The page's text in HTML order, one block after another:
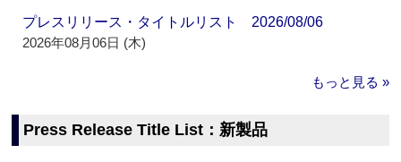
プレスリリース・タイトルリスト 2026/08/06
2026年08月06日 (木)
もっと見る »
Press Release Title List：新製品